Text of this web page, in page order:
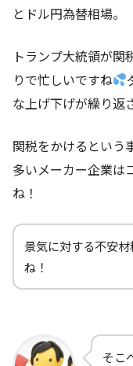
とドル円為替相場。
トランプ大統領が関
りで忙しいですね
な上げ下げが繰り返
関税をかけるという
多いメーカー企業は
ね！
景気に対する不安
ね！
そこ